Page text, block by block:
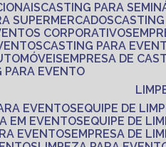
CASTING PARA
SUPERMERCADOS
CORPORATIVOS
CASTING PARA
EMPRESA DE
PARA EVENTO
EVENTOS
EQUIPE DE
EM EVENTOS EQUIPE DE
EVENTOS
EMPRESA DE